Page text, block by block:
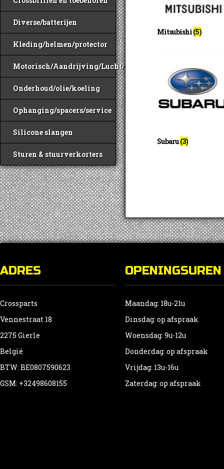
Diverse/batterijen
Kleding/helmen/protector
Motorisch/Aandrijving/Lucht/Benzine
Onderhoud/olie/koeling
Ophanging/spacers/service
Silicone slangen
Sturen & stuurverkorters
Mitsubishi(5)
Subaru(3)
ADRES
Crossparts
Vennestraat 18
2275 Gierle
België
BTW: BE0807590623
GSM: +32498608155
OPENINGSUREN
Maandag: 18u-21u
Dinsdag: op afspraak
Woensdag: 9u-12u
Donderdag: op afspraak
Vrijdag: 13u-16u
Zaterdag: op afspraak